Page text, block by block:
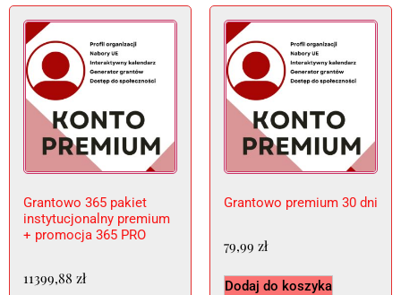
Grantowo 365 pakiet
instytucjonalny premium
+ promocja 365 PRO
11399,88 zł
Grantowo premium 30 dni
79,99 zł
Dodaj do koszyka